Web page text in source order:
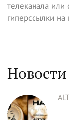
телеканала или
гиперссылки на